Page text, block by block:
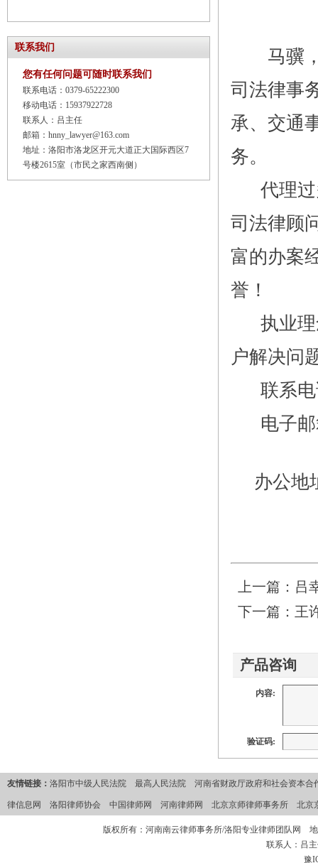
联系我们
您有任何问题可随时联系我们
联系电话：0379-65222300
移动电话：15937922728
联系人：吕主任
邮箱：hnny_lawyer@163.com
地址：洛阳市洛龙区开元大道正大国际西区7
号楼2615室（市民之家西南侧）
马骥，
司法律事
承、交通
务。
代理过
司法律顾
富的办案
誉！
执业理
户解决
联系电
电子邮
办公地
上一篇： 吕
下一篇： 王
产品咨询
内容:
验证码:
友情链接： 洛阳市中级人民法院 最高人民法院 河南省财政厅政府和社会资本合
律信息网 洛阳律师协会 中国律师网 河南律师网 北京京师律师事务所 北京
版权所有：河南南云律师事务所/洛阳专业律师团队网
联系人：吕
豫